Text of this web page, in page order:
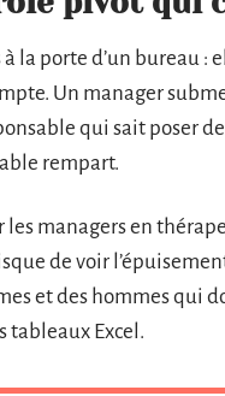
à la porte d’un bureau
Un manager
qui sait poser
rempart.
managers en
de voir
et des hommes qui
tableaux Excel.